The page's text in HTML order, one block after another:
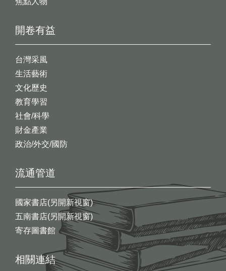
開卷有益
台灣采風
生活藝術
文化歷史
教育學習
社會/科學
財金產業
政治/外交/國防
流通管道
國家書店(另開新視窗)
五南書店(另開新視窗)
寄存圖書館
相關連結